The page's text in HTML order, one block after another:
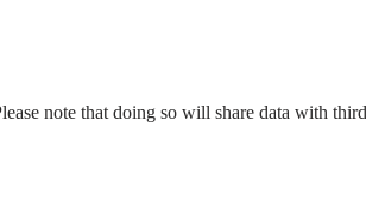
note that doing so will share data with